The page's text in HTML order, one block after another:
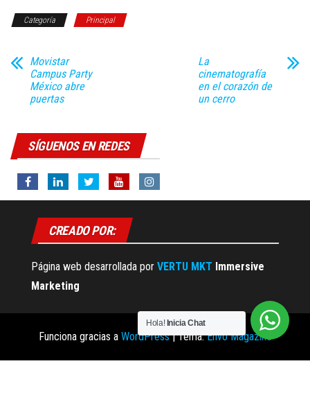
Categoría Principal
Movistar
Campus Party
México abre
puertas
La
cinematografía
en el corazón de
un cerro
SÍGUENOS EN REDES
CREADO POR:
Página web desarrollada por VERTU MKT Immersive
Marketing
Funciona gracias a WordPress |Tema:Envo Magazine
Hola! Inicia Chat